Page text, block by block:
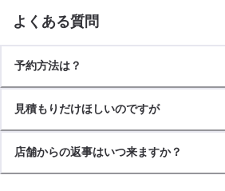
よくある質問
予約方法は？
見積もりだけほしいのですが
店舗からの返事はいつ来ますか？